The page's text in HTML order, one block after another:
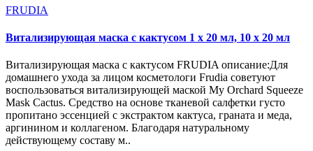
FRUDIA
Витализирующая маска с кактусом 1 х 20 мл, 10 х 20 мл
Витализирующая маска с кактусом FRUDIA описание:Для
домашнего ухода за лицом косметологи Frudia советуют
воспользоваться витализирующей маской My Orchard Squeeze
Mask Cactus. Средство на основе тканевой салфетки густо
пропитано эссенцией с экстрактом кактуса, граната и меда,
аргинином и коллагеном. Благодаря натуральному
действующему составу м..